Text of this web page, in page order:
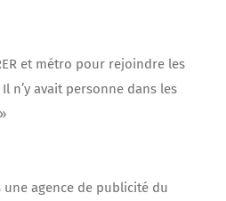
et métro pour rejoindre les
n’y avait personne dans les
une agence de publicité du